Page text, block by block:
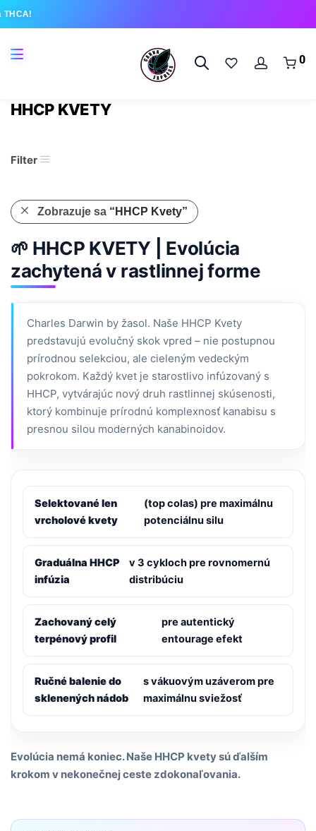
0
HHCP KVETY
Filter
Zobrazuje sa “HHCP Kvety”
🌱 HHCP KVETY | Evolúcia
zachytená v rastlinnej forme
Charles Darwin by žasol. Naše HHCP Kvety
predstavujú evolučný skok vpred – nie postupnou
prírodnou selekciou, ale cieleným vedeckým
pokrokom. Každý kvet je starostlivo infúzovaný s
HHCP, vytvárajúc nový druh rastlinnej skúsenosti,
ktorý kombinuje prírodnú komplexnosť kanabisu s
presnou silou moderných kanabinoidov.
Selektované len
vrcholové kvety
(top colas) pre maximálnu
potenciálnu silu
Graduálna HHCP
infúzia
v 3 cykloch pre rovnomernú
distribúciu
Zachovaný celý
terpénový profil
pre autentický
entourage efekt
Ručné balenie do
sklenených nádob
s vákuovým uzáverom pre
maximálnu sviežosť
Evolúcia nemá koniec. Naše HHCP kvety sú ďalším
krokom v nekonečnej ceste zdokonaľovania.